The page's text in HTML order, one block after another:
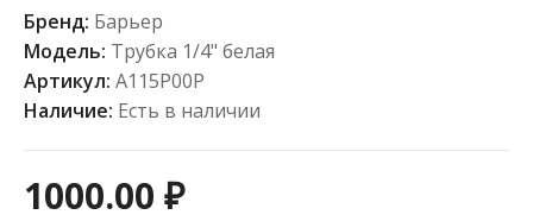
Бренд: Барьер
Модель: Трубка 1/4" белая
Артикул: А115Р00Р
Наличие: Есть в наличии
1000.00 ₽